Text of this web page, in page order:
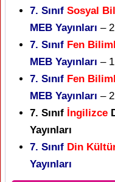
7. Sınıf Sosyal
MEB Yayınları –
7. Sınıf Fen
MEB Yayınları –
7. Sınıf Fen
MEB Yayınları –
7. Sınıf İngilizce
Yayınları
7. Sınıf Din
Yayınları